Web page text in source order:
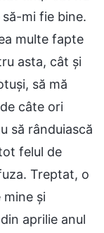
mi fie bine.
multe fapte
asta, cât și
să mă
câte ori
să rânduiască
felul de
Treptat, o
și
aprilie anul